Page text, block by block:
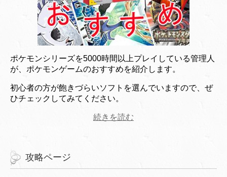
ポケモンシリーズを5000時間以上プレイしている管理人
が、ポケモンゲームのおすすめを紹介します。
初心者の方が飽きづらいソフトを選んでいますので、ぜ
ひチェックしてみてください。
続きを読む
攻略ページ